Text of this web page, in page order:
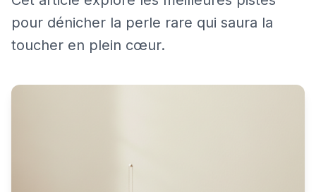
pour dénicher la perle rare qui saura la
toucher en plein cœur.